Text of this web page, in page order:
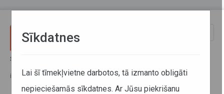
Sākums
ierobežošanai sabiedriskajā transportā
Sīkdatnes
Lai šī tīmekļvietne darbotos, tā izmanto obligāti
nepieciešamās sīkdatnes. Ar Jūsu piekrišanu